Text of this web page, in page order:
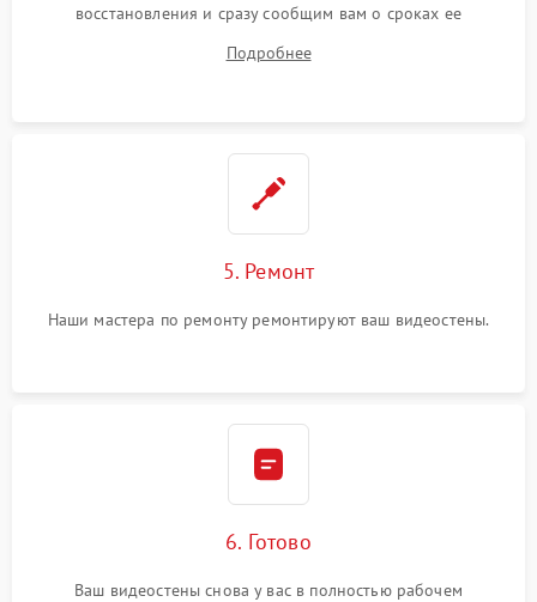
восстановления и сразу сообщим вам о сроках ее
Подробнее
5. Ремонт
Наши мастера по ремонту ремонтируют ваш видеостены.
6. Готово
Ваш видеостены снова у вас в полностью рабочем